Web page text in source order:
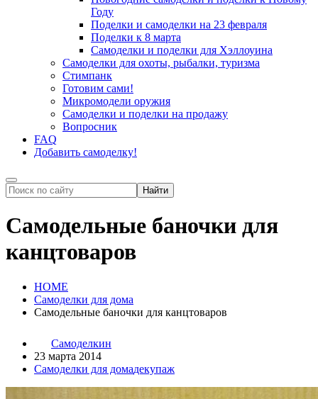
Году
Поделки и самоделки на 23 февраля
Поделки к 8 марта
Самоделки и поделки для Хэллоуина
Самоделки для охоты, рыбалки, туризма
Стимпанк
Готовим сами!
Микромодели оружия
Самоделки и поделки на продажу
Вопросник
FAQ
Добавить самоделку!
Самодельные баночки для
канцтоваров
HOME
Самоделки для дома
Самодельные баночки для канцтоваров
Самоделкин
23 марта 2014
Самоделки для домадекупаж